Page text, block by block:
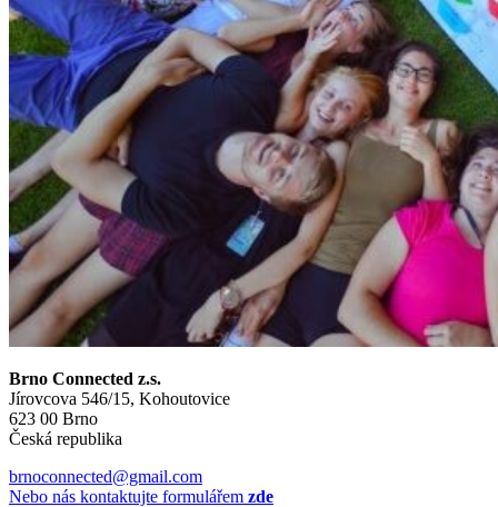
Brno Connected z.s.
Jírovcova 546/15, Kohoutovice
623 00 Brno
Česká republika
brnoconnected@gmail.com
Nebo nás kontaktujte formulářem zde